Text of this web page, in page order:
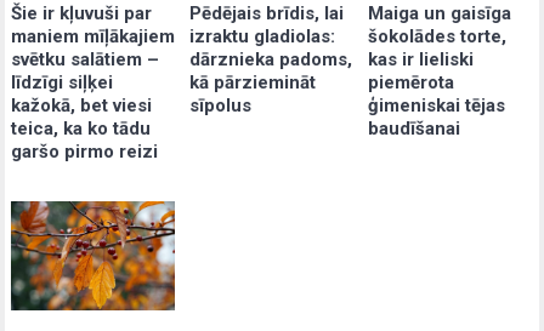
Šie ir kļuvuši par
maniem mīļākajiem
svētku salātiem –
līdzīgi siļķei
kažokā, bet viesi
teica, ka ko tādu
garšo pirmo reizi
Pēdējais brīdis, lai
izraktu gladiolas:
dārznieka padoms,
kā pārziemināt
sīpolus
Maiga un gaisīga
šokolādes torte,
kas ir lieliski
piemērota
ģimeniskai tējas
baudīšanai